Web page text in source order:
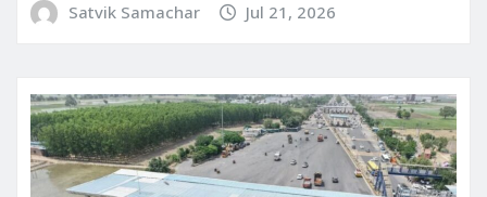
Satvik Samachar Jul 21, 2026